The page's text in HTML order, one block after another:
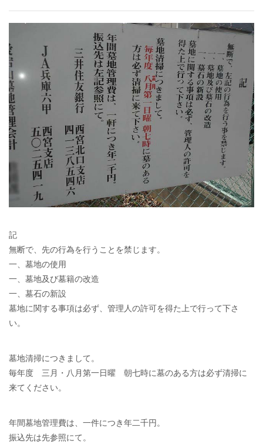
記
無断で、先の行為を行うことを禁じます。
一、墓地の使用
一、墓地及び墓籍の改造
一、墓石の新設
墓地に関する事項は必ず、管理人の許可を得た上で行って下さ
い。
墓地清掃につきまして。
毎年度 三月・八月第一日曜 朝七時に墓のある方は必ず清掃に
来てください。
年間墓地管理費は、一件につき年二千円。
振込先は先参照にて。